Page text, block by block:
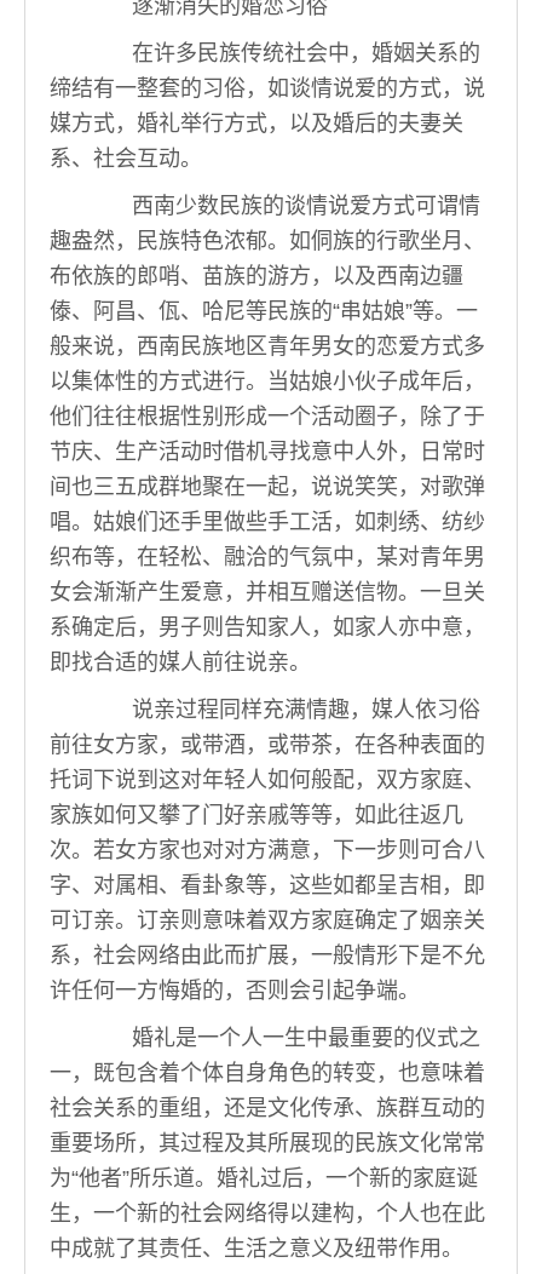
逐渐消失的婚恋习俗
在许多民族传统社会中，婚姻关系的
缔结有一整套的习俗，如谈情说爱的方式，说
媒方式，婚礼举行方式，以及婚后的夫妻关
系、社会互动。
西南少数民族的谈情说爱方式可谓情
趣盎然，民族特色浓郁。如侗族的行歌坐月、
布依族的郎哨、苗族的游方，以及西南边疆
傣、阿昌、佤、哈尼等民族的“串姑娘”等。一
般来说，西南民族地区青年男女的恋爱方式多
以集体性的方式进行。当姑娘小伙子成年后，
他们往往根据性别形成一个活动圈子，除了于
节庆、生产活动时借机寻找意中人外，日常时
间也三五成群地聚在一起，说说笑笑，对歌弹
唱。姑娘们还手里做些手工活，如刺绣、纺纱
织布等，在轻松、融洽的气氛中，某对青年男
女会渐渐产生爱意，并相互赠送信物。一旦关
系确定后，男子则告知家人，如家人亦中意，
即找合适的媒人前往说亲。
说亲过程同样充满情趣，媒人依习俗
前往女方家，或带酒，或带茶，在各种表面的
托词下说到这对年轻人如何般配，双方家庭、
家族如何又攀了门好亲戚等等，如此往返几
次。若女方家也对对方满意，下一步则可合八
字、对属相、看卦象等，这些如都呈吉相，即
可订亲。订亲则意味着双方家庭确定了姻亲关
系，社会网络由此而扩展，一般情形下是不允
许任何一方悔婚的，否则会引起争端。
婚礼是一个人一生中最重要的仪式之
一，既包含着个体自身角色的转变，也意味着
社会关系的重组，还是文化传承、族群互动的
重要场所，其过程及其所展现的民族文化常常
为“他者”所乐道。婚礼过后，一个新的家庭诞
生，一个新的社会网络得以建构，个人也在此
中成就了其责任、生活之意义及纽带作用。